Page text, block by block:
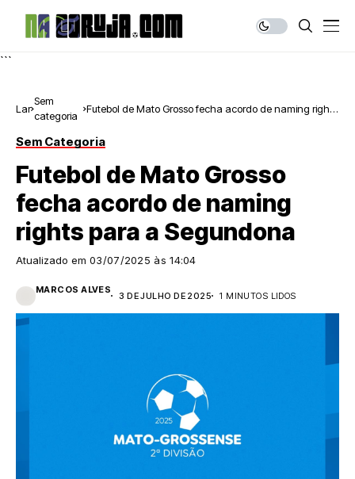
```
Lar
Sem
categoria
Futebol de Mato Grosso fecha acordo de naming rights
Sem Categoria
Futebol de Mato Grosso
fecha acordo de naming
rights para a Segundona
Atualizado em 03/07/2025 às 14:04
MARCOS ALVES
3 DE JULHO DE 2025 1 MINUTOS LIDOS